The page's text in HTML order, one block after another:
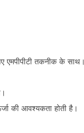
तकनीक के साथ।
की आवश्यकता होती है।